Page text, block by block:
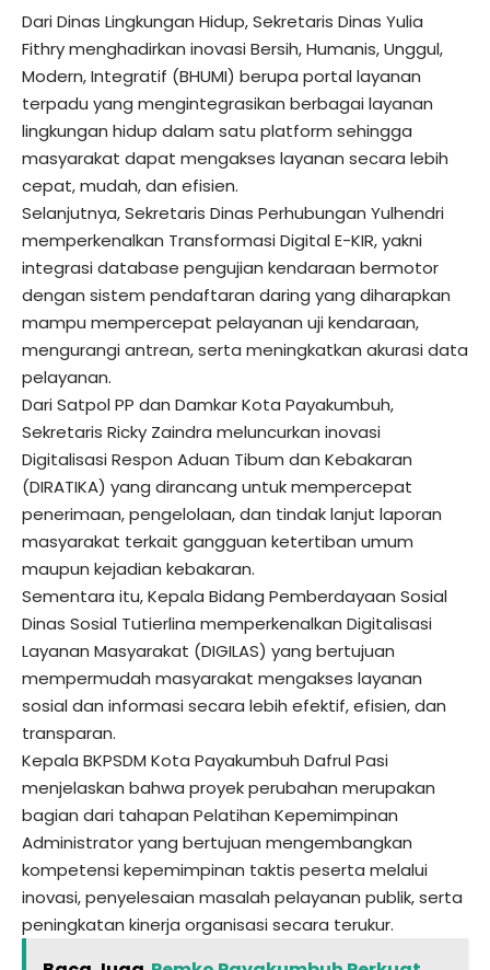
Dari Dinas Lingkungan Hidup, Sekretaris Dinas Yulia
Fithry menghadirkan inovasi Bersih, Humanis, Unggul,
Modern, Integratif (BHUMI) berupa portal layanan
terpadu yang mengintegrasikan berbagai layanan
lingkungan hidup dalam satu platform sehingga
masyarakat dapat mengakses layanan secara lebih
cepat, mudah, dan efisien.
Selanjutnya, Sekretaris Dinas Perhubungan Yulhendri
memperkenalkan Transformasi Digital E-KIR, yakni
integrasi database pengujian kendaraan bermotor
dengan sistem pendaftaran daring yang diharapkan
mampu mempercepat pelayanan uji kendaraan,
mengurangi antrean, serta meningkatkan akurasi data
pelayanan.
Dari Satpol PP dan Damkar Kota Payakumbuh,
Sekretaris Ricky Zaindra meluncurkan inovasi
Digitalisasi Respon Aduan Tibum dan Kebakaran
(DIRATIKA) yang dirancang untuk mempercepat
penerimaan, pengelolaan, dan tindak lanjut laporan
masyarakat terkait gangguan ketertiban umum
maupun kejadian kebakaran.
Sementara itu, Kepala Bidang Pemberdayaan Sosial
Dinas Sosial Tutierlina memperkenalkan Digitalisasi
Layanan Masyarakat (DIGILAS) yang bertujuan
mempermudah masyarakat mengakses layanan
sosial dan informasi secara lebih efektif, efisien, dan
transparan.
Kepala BKPSDM Kota Payakumbuh Dafrul Pasi
menjelaskan bahwa proyek perubahan merupakan
bagian dari tahapan Pelatihan Kepemimpinan
Administrator yang bertujuan mengembangkan
kompetensi kepemimpinan taktis peserta melalui
inovasi, penyelesaian masalah pelayanan publik, serta
peningkatan kinerja organisasi secara terukur.